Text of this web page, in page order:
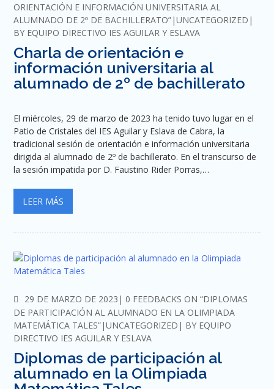
ORIENTACIÓN E INFORMACIÓN UNIVERSITARIA AL
ALUMNADO DE 2º DE BACHILLERATO” UNCATEGORIZED
BY EQUIPO DIRECTIVO IES AGUILAR Y ESLAVA
Charla de orientación e
información universitaria al
alumnado de 2º de bachillerato
El miércoles, 29 de marzo de 2023 ha tenido tuvo lugar en el
Patio de Cristales del IES Aguilar y Eslava de Cabra, la
tradicional sesión de orientación e información universitaria
dirigida al alumnado de 2º de bachillerato. En el transcurso de
la sesión impatida por D. Faustino Rider Porras,…
LEER MÁS
29 DE MARZO DE 2023 COMMENTS
0 FEEDBACKS ON “DIPLOMAS
DE PARTICIPACIÓN AL ALUMNADO EN LA OLIMPIADA
MATEMÁTICA TALES” UNCATEGORIZED BY EQUIPO
DIRECTIVO IES AGUILAR Y ESLAVA
Diplomas de participación al
alumnado en la Olimpiada